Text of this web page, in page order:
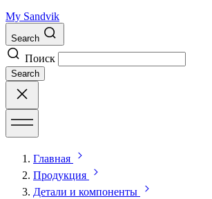
My Sandvik
Search
Поиск
Search
Главная
Продукция
Детали и компоненты